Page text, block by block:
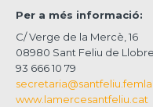
Per a més informació:
C/ Verge de la Mercè, 16
08980 Sant Feliu de
93 666 10 79
www.lamercesantfeliu.cat